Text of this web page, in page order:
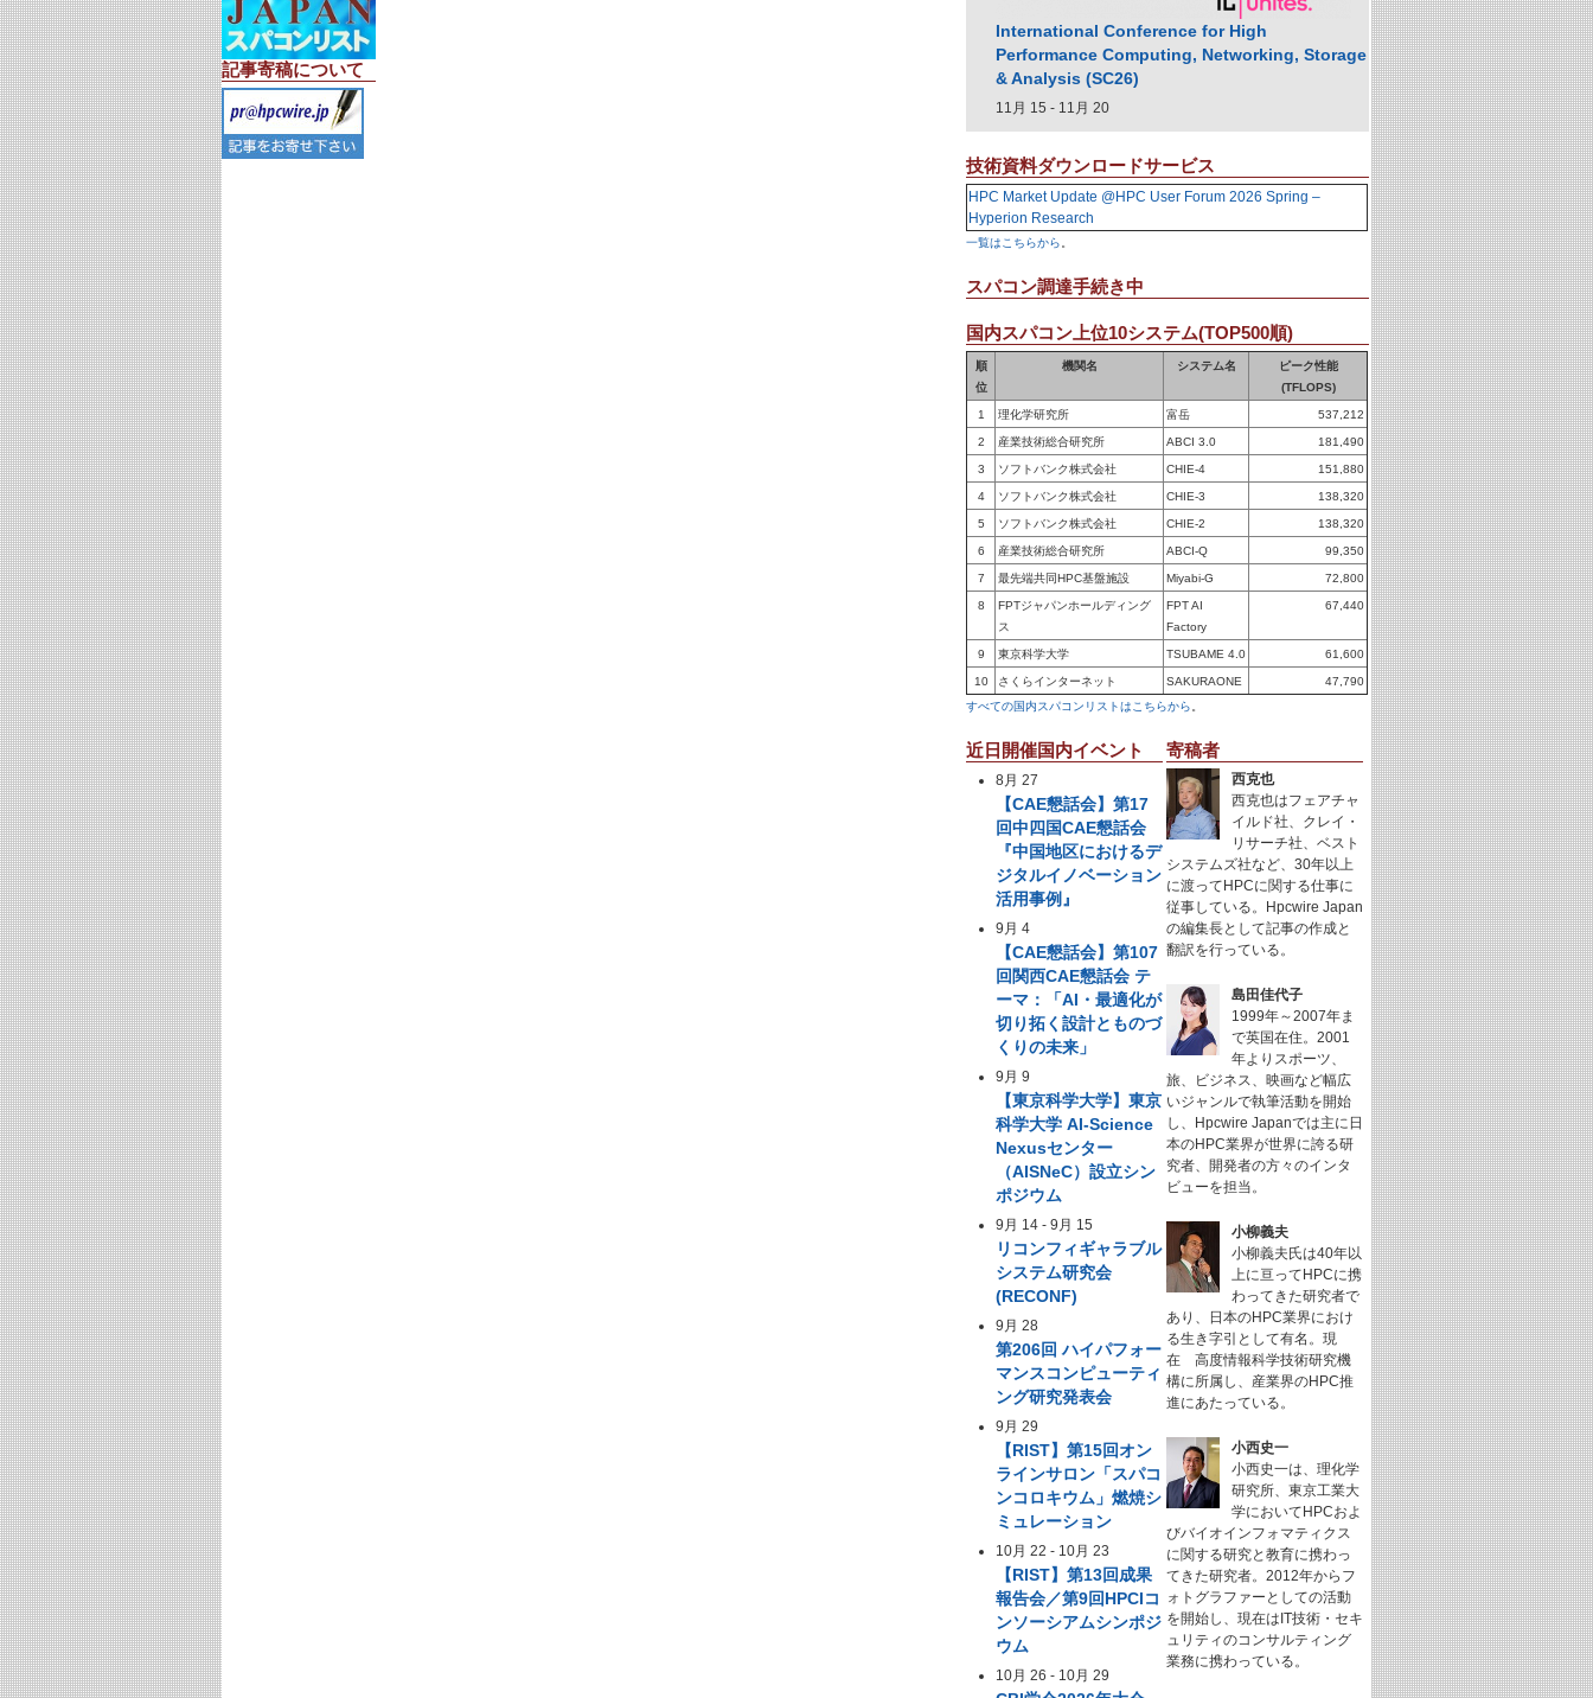
記事寄稿について
International Conference for High
Performance Computing, Networking, Storage
& Analysis (SC26)
11月 15 - 11月 20
技術資料ダウンロードサービス
HPC Market Update @HPC User Forum 2026 Spring –
Hyperion Research
一覧はこちらから
スパコン調達手続き中
国内スパコン上位10システム(TOP500順)
順
位
機関名 システム名
ピーク性能
(TFLOPS)
1 理化学研究所 富岳 537,212
2 産業技術総合研究所 ABCI 3.0 181,490
3 ソフトバンク株式会社 CHIE-4 151,880
4 ソフトバンク株式会社 CHIE-3 138,320
5 ソフトバンク株式会社 CHIE-2 138,320
6 産業技術総合研究所 ABCI-Q 99,350
7 最先端共同HPC基盤施設 Miyabi-G 72,800
8
FPTジャパンホールディング
ス
FPT AI
Factory
67,440
9 東京科学大学 TSUBAME 4.0 61,600
10 さくらインターネット SAKURAONE
47,790
すべての国内スパコンリストはこちらから
近日開催国内イベント
8月 27
【CAE懇話会】第17
回中四国CAE懇話会
『中国地区におけるデ
ジタルイノベーション
活用事例』
9月 4
【CAE懇話会】第107
回関西CAE懇話会 テ
ーマ：「AI・最適化が
切り拓く設計とものづ
くりの未来」
9月 9
【東京科学大学】東京
科学大学 AI-Science
Nexusセンター
（AISNeC）設立シン
ポジウム
9月 14 -9月 15
リコンフィギャラブル
システム研究会
(RECONF)
9月 28
第206回 ハイパフォー
マンスコンピューティ
ング研究発表会
9月 29
【RIST】第15回オン
ラインサロン「スパコ
ンコロキウム」燃焼シ
ミュレーション
10月 22 - 10月 23
【RIST】第13回成果
報告会／第9回HPCIコ
ンソーシアムシンポジ
ウム
10月 26 - 10月 29
寄稿者
西克也
西克也はフェアチャ
イルド社、クレイ・
リサーチ社、ベスト
システムズ社など、30年以上
に渡ってHPCに関する仕事に
従事している。Hpcwire Japan
の編集長として記事の作成と
翻訳を行っている。
島田佳代子
1999年～2007年ま
で英国在住。2001
年よりスポーツ、
旅、ビジネス、映画など幅広
いジャンルで執筆活動を開始
し、Hpcwire Japanでは主に日
本のHPC業界が世界に誇る研
究者、開発者の方々のインタ
ビューを担当。
小柳義夫
小柳義夫氏は40年以
上に亘ってHPCに携
わってきた研究者で
あり、日本のHPC業界におけ
る生き字引として有名。現
在 高度情報科学技術研究機
構に所属し、産業界のHPC推
進にあたっている。
小西史一
小西史一は、理化学
研究所、東京工業大
学においてHPCおよ
びバイオインフォマティクス
に関する研究と教育に携わっ
てきた研究者。2012年からフ
ォトグラファーとしての活動
を開始し、現在はIT技術・セキ
ュリティのコンサルティング
業務に携わっている。